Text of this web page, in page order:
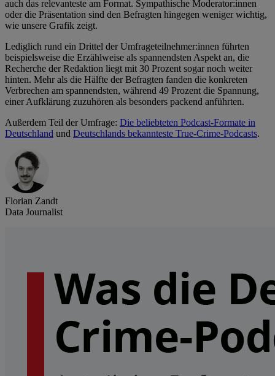
auch das relevanteste am Format. Sympathische Moderator:innen
oder die Präsentation sind den Befragten hingegen weniger wichtig,
wie unsere Grafik zeigt.
Lediglich rund ein Drittel der Umfrageteilnehmer:innen führten
beispielsweise die Erzählweise als spannendsten Aspekt an, die
Recherche der Redaktion liegt mit 30 Prozent sogar noch weiter
hinten. Mehr als die Hälfte der Befragten fanden die konkreten
Verbrechen am spannendsten, während 49 Prozent die Spannung,
einer Aufklärung zuzuhören als besonders packend anführten.
Außerdem Teil der Umfrage: Die beliebteten Podcast-Formate in
Deutschland und Deutschlands bekannteste True-Crime-Podcasts.
Florian Zandt
Data Journalist